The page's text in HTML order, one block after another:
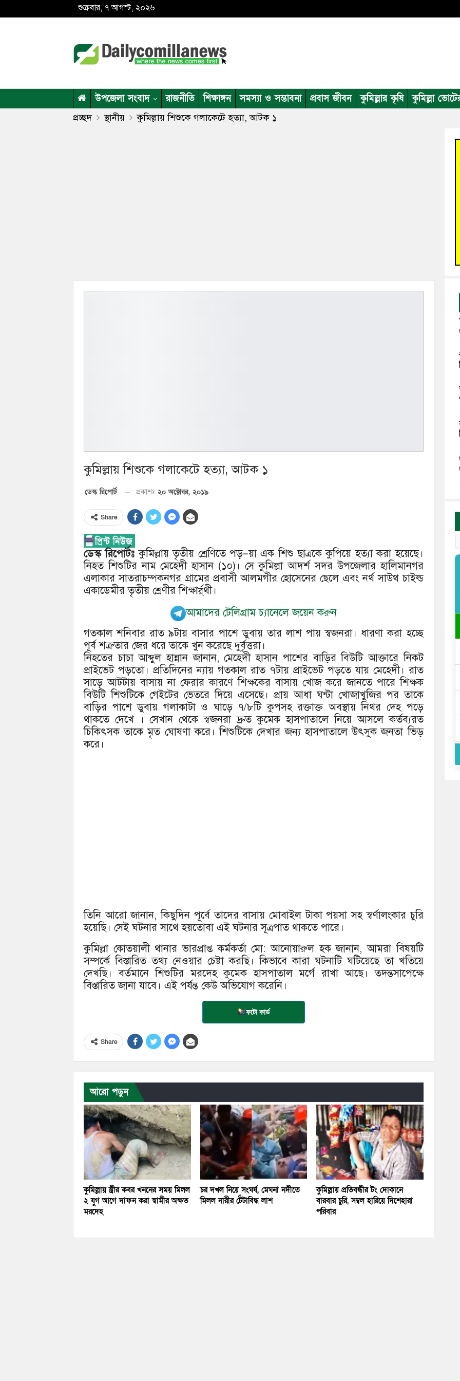
শুক্রবার, ৭ আগস্ট, ২০২৬
উপজেলা সংবাদ রাজনীতি শিক্ষাঙ্গন সমস্যা ও সম্ভাবনা প্রবাস জীবন কুমিল্লার কৃষি কুমিল্লা
প্রচ্ছদ স্থানীয় কুমিল্লায় শিশুকে গলাকেটে হত্যা, আটক ১
কুমিল্লায় শিশুকে গলাকেটে হত্যা, আটক ১
ডেস্ক রিপোর্ট প্রকাশঃ ২০ অক্টোবর, ২০১৯
Share
ডেস্ক রিপোর্টঃ কুমিল্লায় তৃতীয় শ্রেণিতে পড়–য়া এক শিশু ছাত্রকে কুপিয়ে হত্যা করা হয়েছে।
নিহত শিশুটির নাম মেহেদী হাসান (১০)। সে কুমিল্লা আদর্শ সদর উপজেলার হালিমানগর
এলাকার সাতরাচম্পকনগর গ্রামের প্রবাসী আলমগীর হোসেনের ছেলে এবং নর্থ সাউথ চাইল্ড
একাডেমীর তৃতীয় শ্রেণীর শিক্ষার্র্থী।
আমাদের টেলিগ্রাম চ্যানেলে জয়েন করুন
গতকাল শনিবার রাত ৯টায় বাসার পাশে ডুবায় তার লাশ পায় স্বজনরা। ধারণা করা হচ্ছে
পূর্ব শত্রুতার জের ধরে তাকে খুন করেছে দুর্বৃত্তরা।
নিহতের চাচা আব্দুল হান্নান জানান, মেহেদী হাসান পাশের বাড়ির বিউটি আক্তারে নিকট
প্রাইভেট পড়তো। প্রতিদিনের ন্যায় গতকাল রাত ৭টায় প্রাইভেট পড়তে যায় মেহেদী। রাত
সাড়ে আটটায় বাসায় না ফেরার কারণে শিক্ষকের বাসায় খোজ করে জানতে পারে শিক্ষক
বিউটি শিশুটিকে গেইটের ভেতরে দিয়ে এসেছে। প্রায় আধা ঘন্টা খোজাখুজির পর তাকে
বাড়ির পাশে ডুবায় গলাকাটা ও ঘাড়ে ৭/৮টি কুপসহ রক্তাক্ত অবস্থায় নিথর দেহ পড়ে
থাকতে দেখে । সেখান থেকে স্বজনরা দ্রুত কুমেক হাসপাতালে নিয়ে আসলে কর্তব্যরত
চিকিৎসক তাকে মৃত ঘোষণা করে। শিশুটিকে দেখার জন্য হাসপাতালে উৎসুক জনতা ভিড়
করে।
তিনি আরো জানান, কিছুদিন পূর্বে তাদের বাসায় মোবাইল টাকা পয়সা সহ স্বর্ণালংকার চুরি
হয়েছি। সেই ঘটনার সাথে হয়তোবা এই ঘটনার সূত্রপাত থাকতে পারে।
কুমিল্লা কোতয়ালী থানার ভারপ্রাপ্ত কর্মকর্তা মো: আনোয়ারুল হক জানান, আমরা বিষয়টি
সম্পর্কে বিস্তারিত তথ্য নেওয়ার চেষ্টা করছি। কিভাবে কারা ঘটনাটি ঘটিয়েছে তা খতিয়ে
দেখছি। বর্তমানে শিশুটির মরদেহ কুমেক হাসপাতাল মর্গে রাখা আছে। তদন্তসাপেক্ষে
বিস্তারিত জানা যাবে। এই পর্যন্ত কেউ অভিযোগ করেনি।
ফটো কার্ড
Share
আরো পড়ুন
কুমিল্লায় স্ত্রীর কবর খননের সময় মিলল
২ যুগ আগে দাফন করা স্বামীর অক্ষত
মরদেহ
চর দখল নিয়ে সংঘর্ষ, মেঘনা নদীতে
মিলল নারীর টেঁটাবিদ্ধ লাশ
কুমিল্লায় প্রতিবন্ধীর টং দোকানে
বারবার চুরি, সম্বল হারিয়ে দিশেহারা
পরিবার